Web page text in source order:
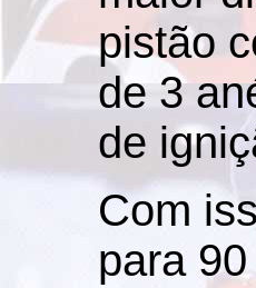
pistão
de 3
de
Com
para